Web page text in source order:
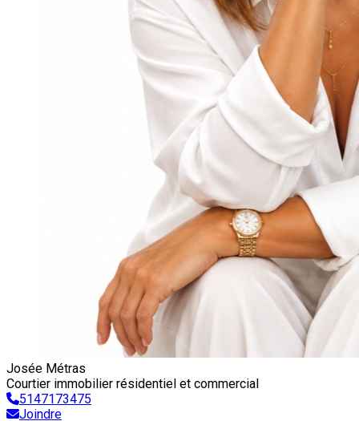
Josée Métras
Courtier immobilier résidentiel et commercial
5147173475
Joindre